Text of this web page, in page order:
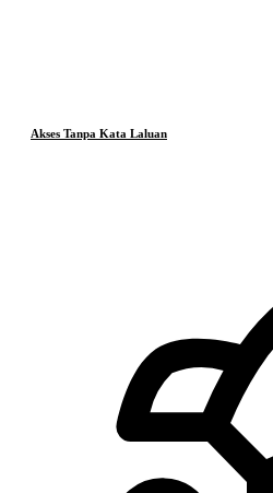
Akses Tanpa Kata Laluan